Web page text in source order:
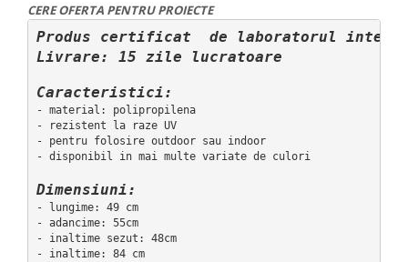
CERE OFERTA PENTRU PROIECTE
Produs certificat  de laboratorul
Livrare: 15 zile lucratoare
Caracteristici:
- material: polipropilena
- rezistent la raze UV
- pentru folosire outdoor sau indoor
- disponibil in mai multe variate de culori
Dimensiuni:
- lungime: 49 cm
- adancime: 55cm
- inaltime sezut: 48cm
- inaltime: 84 cm